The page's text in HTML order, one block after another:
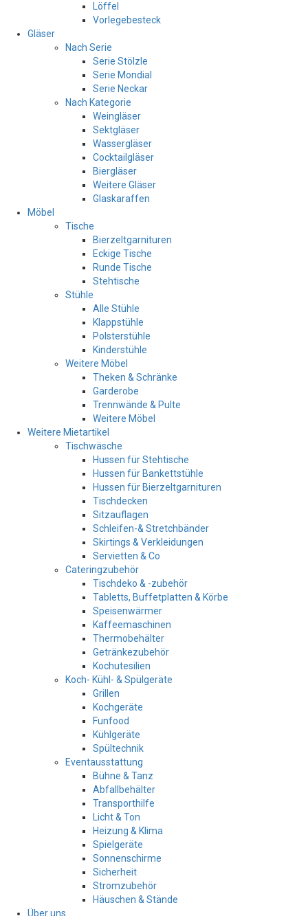
Löffel
Vorlegebesteck
Gläser
Nach Serie
Serie Stölzle
Serie Mondial
Serie Neckar
Nach Kategorie
Weingläser
Sektgläser
Wassergläser
Cocktailgläser
Biergläser
Weitere Gläser
Glaskaraffen
Möbel
Tische
Bierzeltgarnituren
Eckige Tische
Runde Tische
Stehtische
Stühle
Alle Stühle
Klappstühle
Polsterstühle
Kinderstühle
Weitere Möbel
Theken & Schränke
Garderobe
Trennwände & Pulte
Weitere Möbel
Weitere Mietartikel
Tischwäsche
Hussen für Stehtische
Hussen für Bankettstühle
Hussen für Bierzeltgarnituren
Tischdecken
Sitzauflagen
Schleifen-& Stretchbänder
Skirtings & Verkleidungen
Servietten & Co
Cateringzubehör
Tischdeko & -zubehör
Tabletts, Buffetplatten & Körbe
Speisenwärmer
Kaffeemaschinen
Thermobehälter
Getränkezubehör
Kochutesilien
Koch- Kühl- & Spülgeräte
Grillen
Kochgeräte
Funfood
Kühlgeräte
Spültechnik
Eventausstattung
Bühne & Tanz
Abfallbehälter
Transporthilfe
Licht & Ton
Heizung & Klima
Spielgeräte
Sonnenschirme
Sicherheit
Stromzubehör
Häuschen & Stände
Über uns